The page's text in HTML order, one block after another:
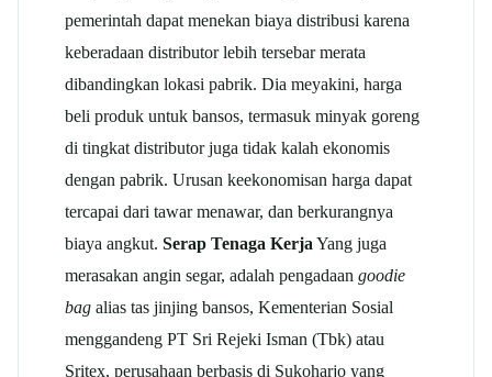
pemerintah dapat menekan biaya distribusi karena
keberadaan distributor lebih tersebar merata
dibandingkan lokasi pabrik. Dia meyakini, harga
beli produk untuk bansos, termasuk minyak goreng
di tingkat distributor juga tidak kalah ekonomis
dengan pabrik. Urusan keekonomisan harga dapat
tercapai dari tawar menawar, dan berkurangnya
biaya angkut. Serap Tenaga Kerja Yang juga
merasakan angin segar, adalah pengadaan goodie
bag alias tas jinjing bansos, Kementerian Sosial
menggandeng PT Sri Rejeki Isman (Tbk) atau
Sritex, perusahaan berbasis di Sukoharjo yang